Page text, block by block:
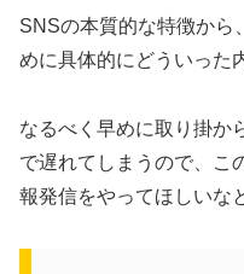
SNSの本質的な特徴から
めに具体的にどういった
なるべく早めに取り掛か
で遅れてしまうので、こ
報発信をやってほしいな